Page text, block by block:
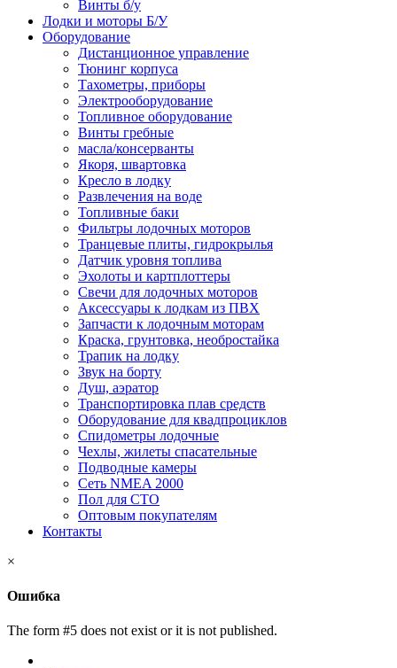
Винты б/у
Лодки и моторы Б/У
Оборудование
Дистанционное управление
Тюнинг корпуса
Тахометры, приборы
Электрооборудование
Топливное оборудование
Винты гребные
масла/консерванты
Якоря, швартовка
Кресло в лодку
Развлечения на воде
Топливные баки
Фильтры лодочных моторов
Транцевые плиты, гидрокрылья
Датчик уровня топлива
Эхолоты и картплоттеры
Cвечи для лодочных моторов
Аксессуары к лодкам из ПВХ
Запчасти к лодочным моторам
Краска, грунтовка, необростайка
Трапик на лодку
Звук на борту
Душ, аэратор
Транспортировка плав средств
Оборудование для квадпроциклов
Спидометры лодочные
Чехлы, жилеты спасательные
Подводные камеры
Сеть NMEA 2000
Пол для СТО
Оптовым покупателям
Контакты
×
Ошибка
The form #5 does not exist or it is not published.